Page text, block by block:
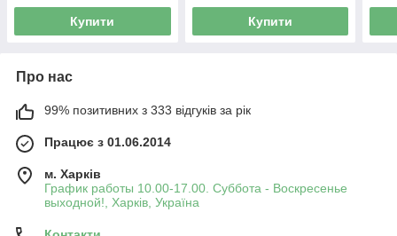
Купити Купити
Про нас
99% позитивних з 333 відгуків за рік
Працює з 01.06.2014
м. Харків
График работы 10.00-17.00. Суббота - Воскресенье
выходной!, Харків, Україна